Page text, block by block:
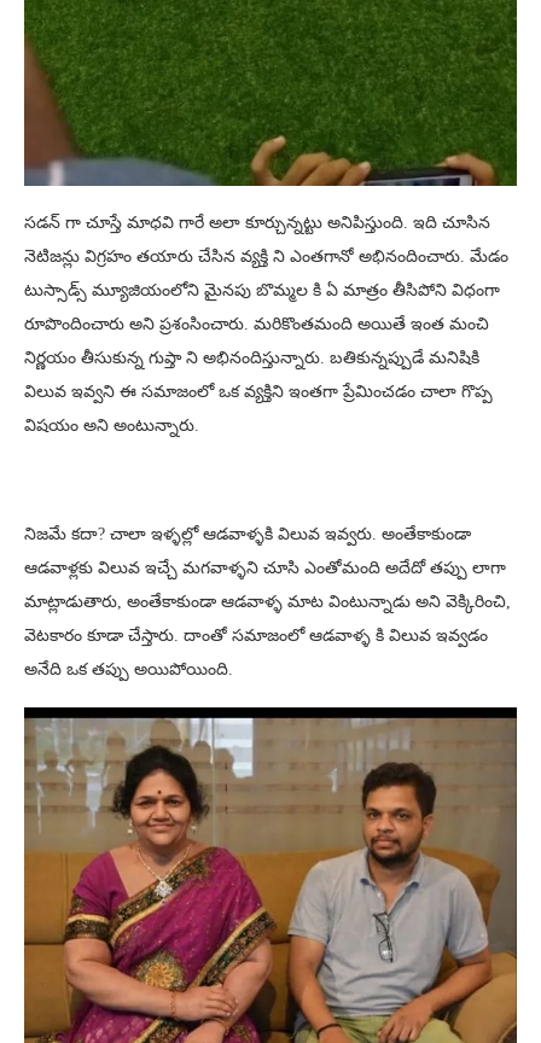
సడన్ గా చూస్తే మాధవి గారే అలా కూర్చున్నట్టు అనిపిస్తుంది. ఇది చూసిన
నెటిజన్లు విగ్రహం తయారు చేసిన వ్యక్తి ని ఎంతగానో అభినందించారు. మేడం
టుస్సాడ్స్ మ్యూజియంలోని మైనపు బొమ్మల కి ఏ మాత్రం తీసిపోని విధంగా
రూపొందించారు అని ప్రశంసించారు. మరికొంతమంది అయితే ఇంత మంచి
నిర్ణయం తీసుకున్న గుప్తా ని అభినందిస్తున్నారు. బతికున్నప్పుడే మనిషికి
విలువ ఇవ్వని ఈ సమాజంలో ఒక వ్యక్తిని ఇంతగా ప్రేమించడం చాలా గొప్ప
విషయం అని అంటున్నారు.
నిజమే కదా? చాలా ఇళ్ళల్లో ఆడవాళ్ళకి విలువ ఇవ్వరు. అంతేకాకుండా
ఆడవాళ్లకు విలువ ఇచ్చే మగవాళ్ళని చూసి ఎంతోమంది అదేదో తప్పు లాగా
మాట్లాడుతారు, అంతేకాకుండా ఆడవాళ్ళ మాట వింటున్నాడు అని వెక్కిరించి,
వెటకారం కూడా చేస్తారు. దాంతో సమాజంలో ఆడవాళ్ళ కి విలువ ఇవ్వడం
అనేది ఒక తప్పు అయిపోయింది.